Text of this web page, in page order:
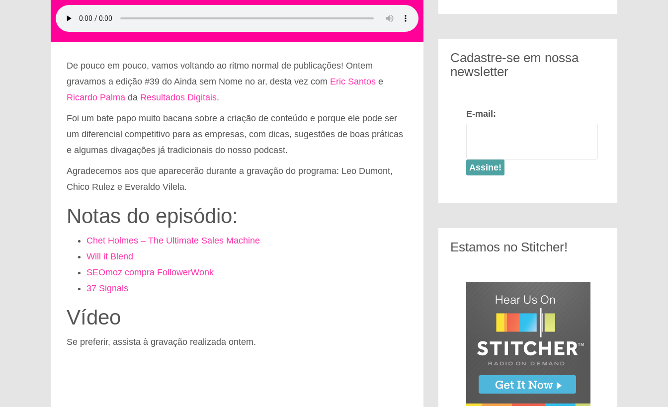
De pouco em pouco, vamos voltando ao ritmo normal de publicações! Ontem
gravamos a edição #39 do Ainda sem Nome no ar, desta vez com Eric Santos e
Ricardo Palma da Resultados Digitais.
Foi um bate papo muito bacana sobre a criação de conteúdo e porque ele pode ser
um diferencial competitivo para as empresas, com dicas, sugestões de boas práticas
e algumas divagações já tradicionais do nosso podcast.
Agradecemos aos que aparecerão durante a gravação do programa: Leo Dumont,
Chico Rulez e Everaldo Vilela.
Notas do episódio:
Chet Holmes – The Ultimate Sales Machine
Will it Blend
SEOmoz compra FollowerWonk
37 Signals
Vídeo
Se preferir, assista à gravação realizada ontem.
Cadastre-se em nossa
newsletter
E-mail:
Estamos no Stitcher!